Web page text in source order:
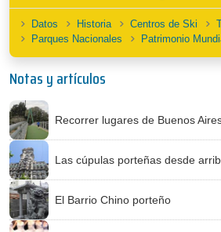
Datos Historia Centros de Ski
Parques Nacionales
Patrimonio
Notas y artículos
Recorrer lugares de Buenos
Las cúpulas porteñas desde
El Barrio Chino porteño